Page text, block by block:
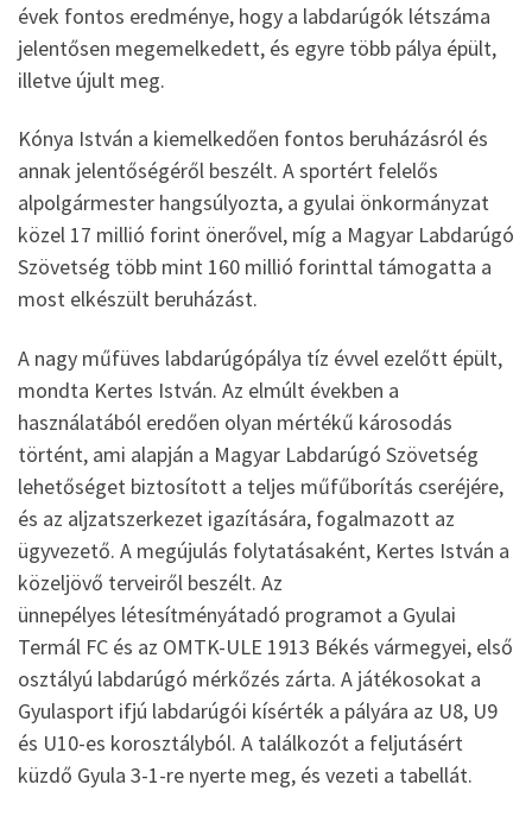
évek fontos eredménye, hogy a labdarúgók létszáma
jelentősen megemelkedett, és egyre több pálya épült,
illetve újult meg.
Kónya István a kiemelkedően fontos beruházásról és
annak jelentőségéről beszélt. A sportért felelős
alpolgármester hangsúlyozta, a gyulai önkormányzat
közel 17 millió forint önerővel, míg a Magyar Labdarúgó
Szövetség több mint 160 millió forinttal támogatta a
most elkészült beruházást.
A nagy műfüves labdarúgópálya tíz évvel ezelőtt épült,
mondta Kertes István. Az elmúlt években a
használatából eredően olyan mértékű károsodás
történt, ami alapján a Magyar Labdarúgó Szövetség
lehetőséget biztosított a teljes műfűborítás cseréjére,
és az aljzatszerkezet igazítására, fogalmazott az
ügyvezető. A megújulás folytatásaként, Kertes István a
közeljövő terveiről beszélt. Az
ünnepélyes létesítményátadó programot a Gyulai
Termál FC és az OMTK-ULE 1913 Békés vármegyei, első
osztályú labdarúgó mérkőzés zárta. A játékosokat a
Gyulasport ifjú labdarúgói kísérték a pályára az U8, U9
és U10-es korosztályból. A találkozót a feljutásért
küzdő Gyula 3-1-re nyerte meg, és vezeti a tabellát.